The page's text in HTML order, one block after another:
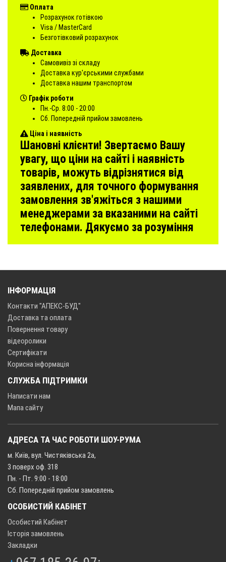
Оплата
Розрахунок готівкою
Visa / MasterCard
Безготівковий розрахунок
Доставка
Самовивіз зі складу
Доставка кур'єрськими службами
Доставка нашим транспортом
Графік роботи
Пн.-Ср. 8:00 - 20:00
Сб. Попередній прийом замовлень
Ціна і наявність
Шановні клієнти! Звертаємо Вашу
увагу, що ціни на сайті і наявність
товарів, можуть відрізнятися від
заявлених, для точного формування
замовлення зв'яжіться з нашими
менеджерами за вказаними на сайті
телефонами. Дякуємо за розуміння
ІНФОРМАЦІЯ
Контакти "АПЕКС-БУД"
Доставка та оплата
Повернення товару
відеоролики
Сертифікати
Корисна інформація
СЛУЖБА ПІДТРИМКИ
Написати нам
Мапа сайту
АДРЕСА ТА ЧАС РОБОТИ ШОУ-РУМА
м. Київ, вул. Чистяківська 2а,
3 поверх оф. 318
Пн. - Пт. 9:00 - 18:00
Сб. Попередній прийом замовлень
ОСОБИСТИЙ КАБІНЕТ
Особистий Кабінет
Історія замовлень
Закладки